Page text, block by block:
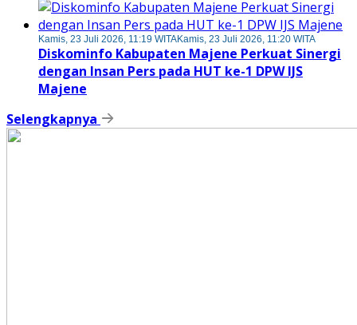
Kamis, 23 Juli 2026, 11:19 WITAKamis, 23 Juli 2026, 11:20 WITA
Diskominfo Kabupaten Majene Perkuat Sinergi
dengan Insan Pers pada HUT ke-1 DPW IJS
Majene
Selengkapnya